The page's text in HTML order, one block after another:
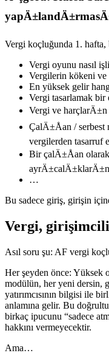
Vergi koçluğunda 1. hafta,
Vergi oyunu nasıl
Vergilerin kökeni ve
En yüksek gelir
Vergi tasarlamak
Vergi ve harçlarÄ±n
ÇalÄ±Åan /
vergilerden tasarruf
Bir çalÄ±Åan
…
Bu sadece giriş, girişin
Vergi,
Asıl soru şu: AF vergi
Her şeyden önce: Yüksek
modülün, her yeni dersin,
yatırımcısının bilgisi ile
anlamına gelir. Bu
birkaç ipucunu “sadece
hakkını vermeyecektir.
Ama…